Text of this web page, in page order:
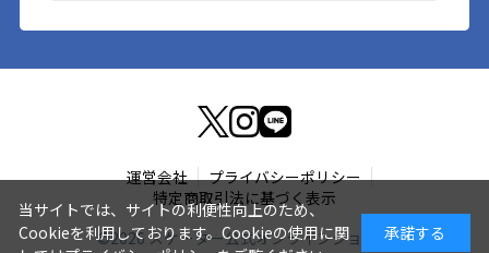
運営会社
プライバシーポリシー
特定商取引法に基づく表示
©2026 スケーター公式オンラインショップ
当サイトでは、サイトの利便性向上のため、
Cookieを利用しております。Cookieの使用に関
承諾する